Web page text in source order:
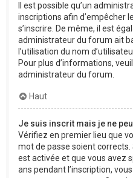
Il est possible qu’un
inscriptions afin d’empêcher
s’inscrire. De même, il est
administrateur du forum ait
l’utilisation du nom
Pour plus d’informations,
administrateur du forum.
Haut
Je suis inscrit mais je ne
Vérifiez en premier lieu que
mot de passe soient corrects.
est activée et que vous avez
ans pendant l’inscription,